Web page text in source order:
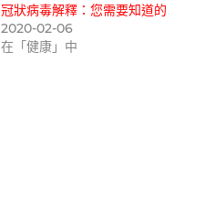
冠狀病毒解釋：您需要知道的
2020-02-06
在「健康」中